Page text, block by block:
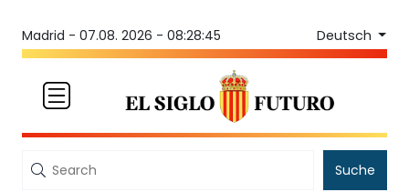
Madrid - 07.08. 2026 - 08:28:45 Deutsch
Suche